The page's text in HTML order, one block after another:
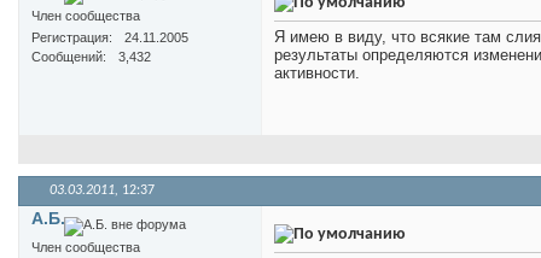
Член сообщества
Регистрация
24.11.2005
Сообщений
3,432
Я имею в виду, что всякие там
результаты определяются
активности.
03.03.2011, 12:37
А.Б.
Член сообщества